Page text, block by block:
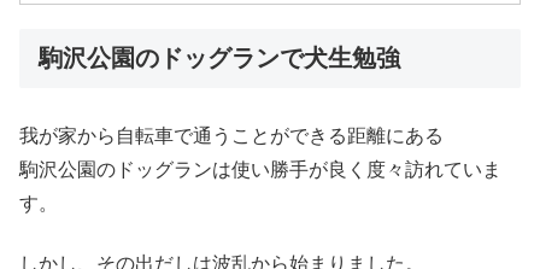
駒沢公園のドッグランで犬生勉強
我が家から自転車で通うことができる距離にある
駒沢公園のドッグランは使い勝手が良く度々訪れていま
す。
しかし、その出だしは波乱から始まりました。